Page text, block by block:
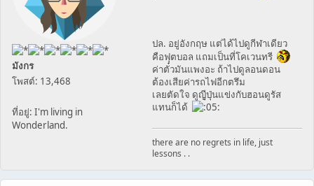
มังกร
โพสต์: 13,468
ที่อยู่: I'm living in
Wonderland.
ปล. อยู่อังกฤษ แต่ได้ไปดูกีฬาเดียว
คือฟุตบอล แถมเป็นที่โคเวนทรี
ค่าตั๋วมันแพงอะ ถ้าไปดูลอนดอน
ต้องเสียค่ารถไฟอีกตรึม
เลยตัดใจ ดูญีุ่ปุ่นแข่งกับฮอนดูรัส
แทนก็ได้
there are no regrets in life, just
lessons . .